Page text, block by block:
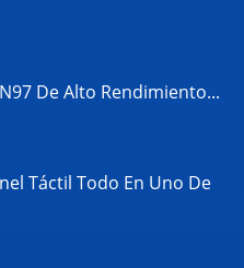
De Alto Rendimiento...
Táctil Todo En Uno De